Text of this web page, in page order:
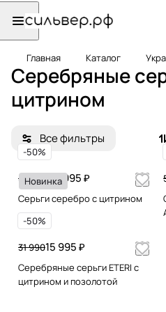
Главная Каталог
Серебряные
цитрином
Все фильтры
Новинка
-50%
29 995 ₽
59 990
Серьги серебро с цитрином
-50%
15 995 ₽
31 990
Серебряные серьги ETERI с
цитрином и позолотой